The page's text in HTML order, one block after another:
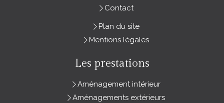
Contact
Plan du site
Mentions légales
Les prestations
Aménagement intérieur
Aménagements extérieurs